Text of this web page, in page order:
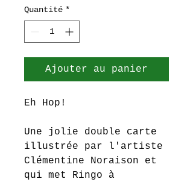
Quantité *
Ajouter au panier
Eh Hop!
Une jolie double carte
illustrée par l'artiste
Clémentine Noraison et
qui met Ringo à